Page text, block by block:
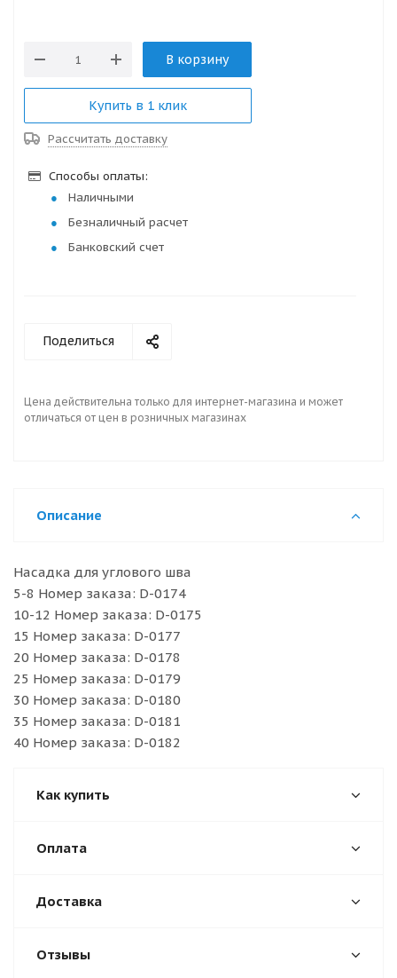
В корзину
Купить в 1 клик
Рассчитать доставку
Способы оплаты:
Наличными
Безналичный расчет
Банковский счет
Поделиться
Цена действительна только для интернет-магазина и может
отличаться от цен в розничных магазинах
Описание
Насадка для углового шва
5-8 Номер заказа: D-0174
10-12 Номер заказа: D-0175
15 Номер заказа: D-0177
20 Номер заказа: D-0178
25 Номер заказа: D-0179
30 Номер заказа: D-0180
35 Номер заказа: D-0181
40 Номер заказа: D-0182
Как купить
Оплата
Доставка
Отзывы